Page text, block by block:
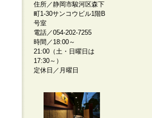
住所／静岡市駿河区森下
町1-30サンコウビル1階B
号室
電話／054-202-7255
時間／18:00～
21:00（土・日曜日は
17:30～）
定休日／月曜日